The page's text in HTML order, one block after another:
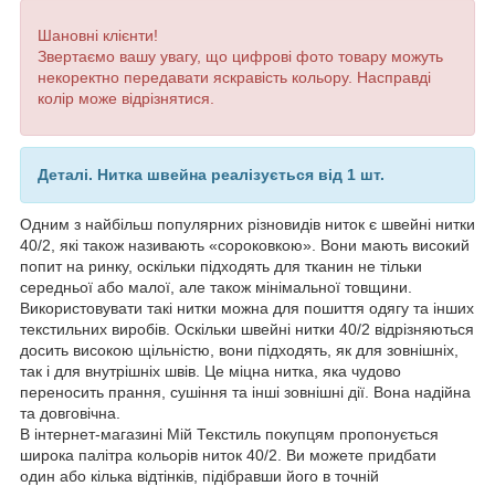
Шановні клієнти!
Звертаємо вашу увагу, що цифрові фото товару можуть
некоректно передавати яскравість кольору. Насправді
колір може відрізнятися.
Деталі. Нитка швейна реалізується від 1 шт.
Одним з найбільш популярних різновидів ниток є швейні нитки
40/2, які також називають «сороковкою». Вони мають високий
попит на ринку, оскільки підходять для тканин не тільки
середньої або малої, але також мінімальної товщини.
Використовувати такі нитки можна для пошиття одягу та інших
текстильних виробів. Оскільки швейні нитки 40/2 відрізняються
досить високою щільністю, вони підходять, як для зовнішніх,
так і для внутрішніх швів. Це міцна нитка, яка чудово
переносить прання, сушіння та інші зовнішні дії. Вона надійна
та довговічна.
В інтернет-магазині Мій Текстиль покупцям пропонується
широка палітра кольорів ниток 40/2. Ви можете придбати
один або кілька відтінків, підібравши його в точній